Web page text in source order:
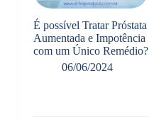
É possível Tratar Próstata
Aumentada e Impotência
com um Único Remédio?
06/06/2024